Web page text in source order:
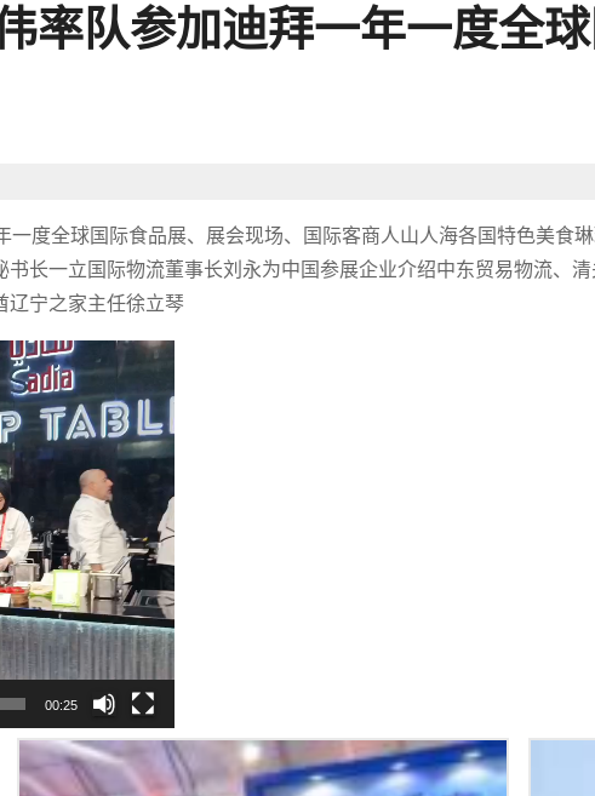
率队参加迪拜一年一度全
度全球国际食品展、展会现场、国际客商人山人海各国特色美食
长一立国际物流董事长刘永为中国参展企业介绍中东贸易物流、
辽宁之家主任徐立琴
00:25